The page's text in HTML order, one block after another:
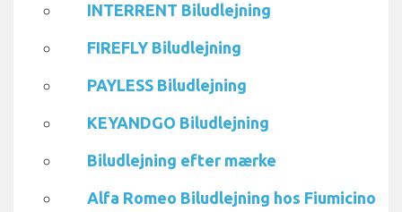
INTERRENT Biludlejning
FIREFLY Biludlejning
PAYLESS Biludlejning
KEYANDGO Biludlejning
Biludlejning efter mærke
Alfa Romeo Biludlejning hos Fiumicino